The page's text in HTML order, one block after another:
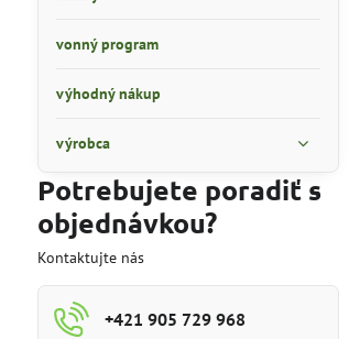
vonný program
výhodný nákup
výrobca
Potrebujete poradiť s
objednávkou?
Kontaktujte nás
+421 905 729 968